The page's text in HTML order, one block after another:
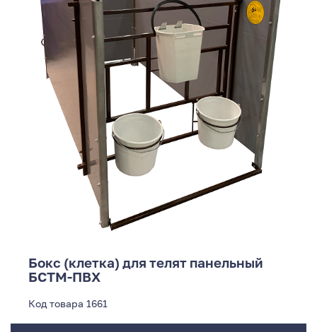
Бокс (клетка) для телят панельный
БСТМ-ПВХ
Код товара 1661